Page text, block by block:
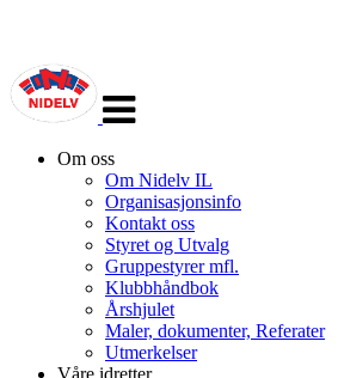
navigasjon
Om oss
Om Nidelv IL
Organisasjonsinfo
Kontakt oss
Styret og Utvalg
Gruppestyrer mfl.
Klubbhåndbok
Årshjulet
Maler, dokumenter, Referater
Utmerkelser
Våre idretter